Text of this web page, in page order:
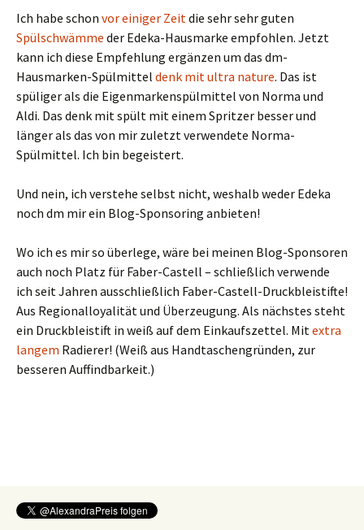
Ich habe schon vor einiger Zeit die sehr sehr guten
Spülschwämme der Edeka-Hausmarke empfohlen. Jetzt
kann ich diese Empfehlung ergänzen um das dm-
Hausmarken-Spülmittel denk mit ultra nature. Das ist
spüliger als die Eigenmarkenspülmittel von Norma und
Aldi. Das denk mit spült mit einem Spritzer besser und
länger als das von mir zuletzt verwendete Norma-
Spülmittel. Ich bin begeistert.
Und nein, ich verstehe selbst nicht, weshalb weder Edeka
noch dm mir ein Blog-Sponsoring anbieten!
Wo ich es mir so überlege, wäre bei meinen Blog-Sponsoren
auch noch Platz für Faber-Castell – schließlich verwende
ich seit Jahren ausschließlich Faber-Castell-Druckbleistifte!
Aus Regionalloyalität und Überzeugung. Als nächstes steht
ein Druckbleistift in weiß auf dem Einkaufszettel. Mit extra
langem Radierer! (Weiß aus Handtaschengründen, zur
besseren Auffindbarkeit.)